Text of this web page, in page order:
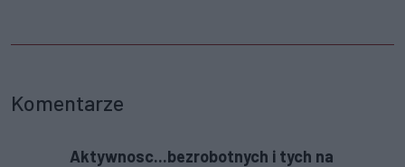
Komentarze
Aktywnosc...bezrobotnych i tych na